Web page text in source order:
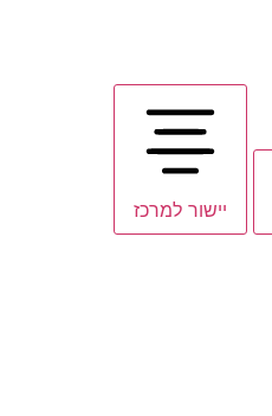
יישור למרכז